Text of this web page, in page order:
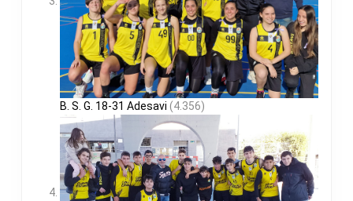
B. S. G. 18-31 Adesavi (4.356)